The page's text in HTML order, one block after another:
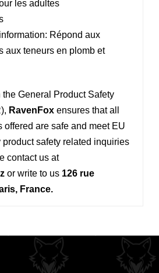
les adultes
Répond aux
aux teneurs en plomb et
the General Product Safety
RavenFoxensures that all
offered are safe and meet EU
safety related inquiries
contact us at
or write to us 126 rue
France.